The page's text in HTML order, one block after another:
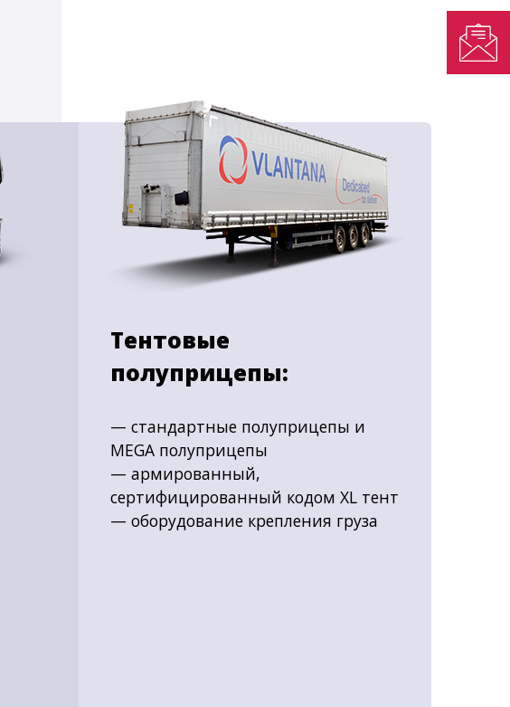
Тентовые
полуприцепы:
— стандартные полуприцепы и
MEGA полуприцепы
— армированный,
сертифицированный кодом XL тент
— оборудование крепления груза